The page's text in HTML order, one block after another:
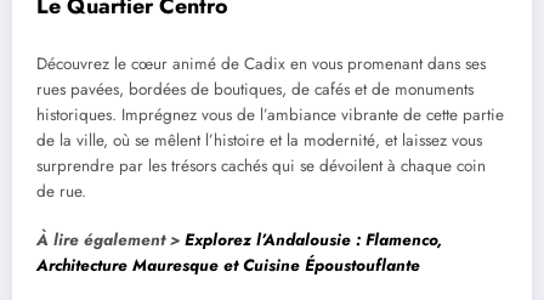
Le Quartier Centro
Découvrez le cœur animé de Cadix en vous promenant dans ses
rues pavées, bordées de boutiques, de cafés et de monuments
historiques. Imprégnez vous de l’ambiance vibrante de cette partie
de la ville, où se mêlent l’histoire et la modernité, et laissez vous
surprendre par les trésors cachés qui se dévoilent à chaque coin
de rue.
À lire également > Explorez l’Andalousie : Flamenco,
Architecture Mauresque et Cuisine Époustouflante